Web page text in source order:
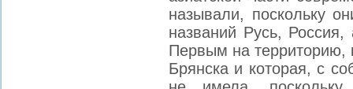
называли, поскольку
названий Русь,
Первым на территорию,
Брянска и которая, с